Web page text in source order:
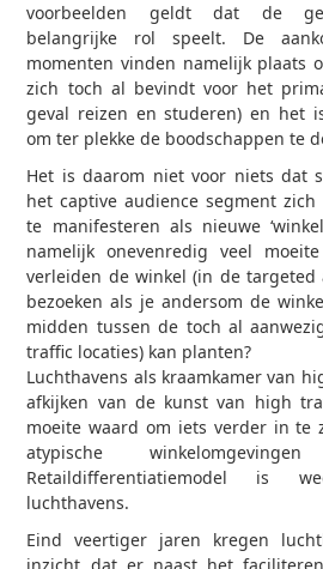
voorbeelden geldt dat de
belangrijke rol speelt. De
momenten vinden namelijk plaats
zich toch al bevindt voor het
geval reizen en studeren) en het
om ter plekke de boodschappen te
Het is daarom niet voor niets dat
het captive audience segment
te manifesteren als nieuwe
namelijk onevenredig veel
verleiden de winkel (in de targeted
bezoeken als je andersom de
midden tussen de toch al
traffic locaties) kan planten?
Luchthavens als kraamkamer van
afkijken van de kunst van high
moeite waard om iets verder in te
atypische
Retaildifferentiatiemodel is
luchthavens.
Eind veertiger jaren kregen